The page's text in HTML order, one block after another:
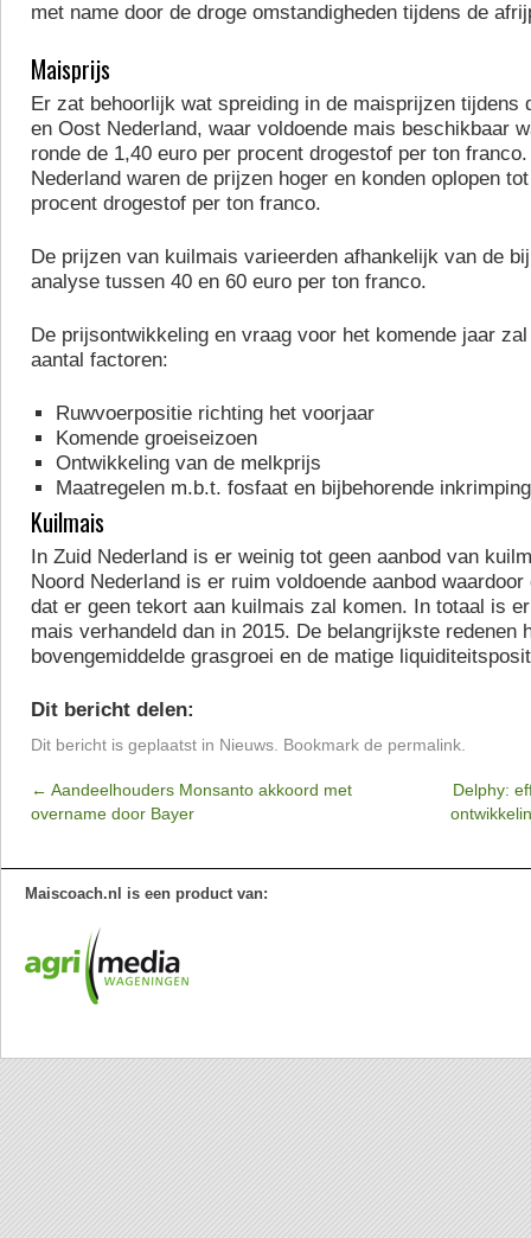
met name door de droge omstandigheden tijdens de
Maisprijs
Er zat behoorlijk wat spreiding in de maisprijzen tijdens
en Oost Nederland, waar voldoende mais beschikbaar
ronde de 1,40 euro per procent drogestof per ton
Nederland waren de prijzen hoger en konden oplopen
procent drogestof per ton franco.
De prijzen van kuilmais varieerden afhankelijk van de
analyse tussen 40 en 60 euro per ton franco.
De prijsontwikkeling en vraag voor het komende jaar
aantal factoren:
Ruwvoerpositie richting het voorjaar
Komende groeiseizoen
Ontwikkeling van de melkprijs
Maatregelen m.b.t. fosfaat en bijbehorende
Kuilmais
In Zuid Nederland is er weinig tot geen aanbod van
Noord Nederland is er ruim voldoende aanbod
dat er geen tekort aan kuilmais zal komen. In totaal is
mais verhandeld dan in 2015. De belangrijkste redenen
bovengemiddelde grasgroei en de matige
Dit bericht delen:
Dit bericht is geplaatst in Nieuws . Bookmark de permalink
← Aandeelhouders Monsanto akkoord met
overname door Bayer
Delphy:
Maiscoach.nl is een product van: